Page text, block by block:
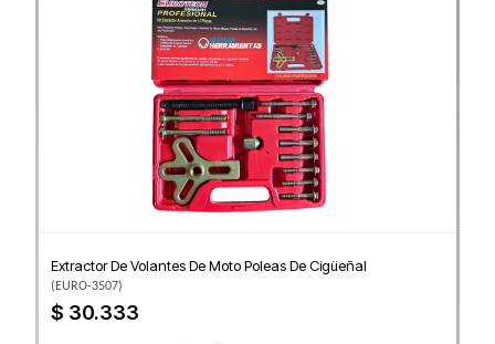
Extractor De Volantes De Moto Poleas De Cigüeñal
(EURO-3507)
$ 30.333